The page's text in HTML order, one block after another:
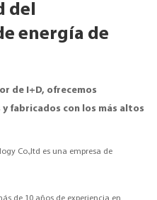
del
energía de
de I+D, ofrecemos
fabricados con los más altos
Co.,ltd es una empresa de